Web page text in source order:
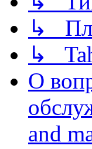
↳
↳
О
and